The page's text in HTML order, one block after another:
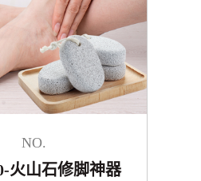
NO.
火山石修脚神器